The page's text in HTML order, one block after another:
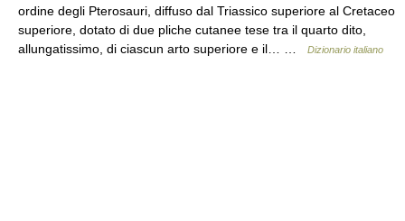
ordine degli Pterosauri, diffuso dal Triassico superiore al Cretaceo
superiore, dotato di due pliche cutanee tese tra il quarto dito,
allungatissimo, di ciascun arto superiore e il… …
Dizionario italiano